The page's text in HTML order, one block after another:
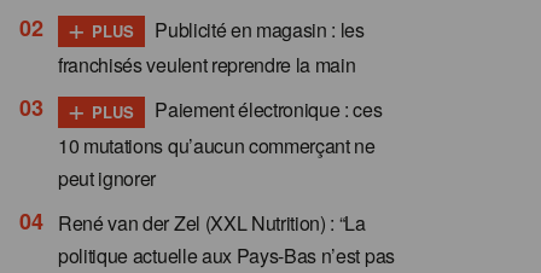
+ PLUS
Publicité en magasin : les
franchisés veulent reprendre la main
+ PLUS
Paiement électronique : ces
10 mutations qu’aucun commerçant ne
peut ignorer
René van der Zel (XXL Nutrition) : “La
politique actuelle aux Pays-Bas n’est pas